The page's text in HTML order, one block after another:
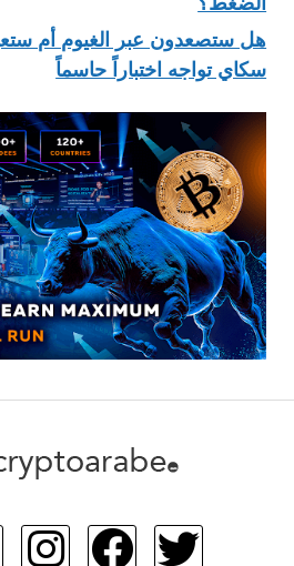
هل ستصعدون عبر الغيوم أم
سكاي تواجه اختباراً حاسماً